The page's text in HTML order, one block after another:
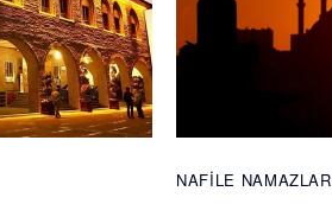
NAFILE NAMAZLAR